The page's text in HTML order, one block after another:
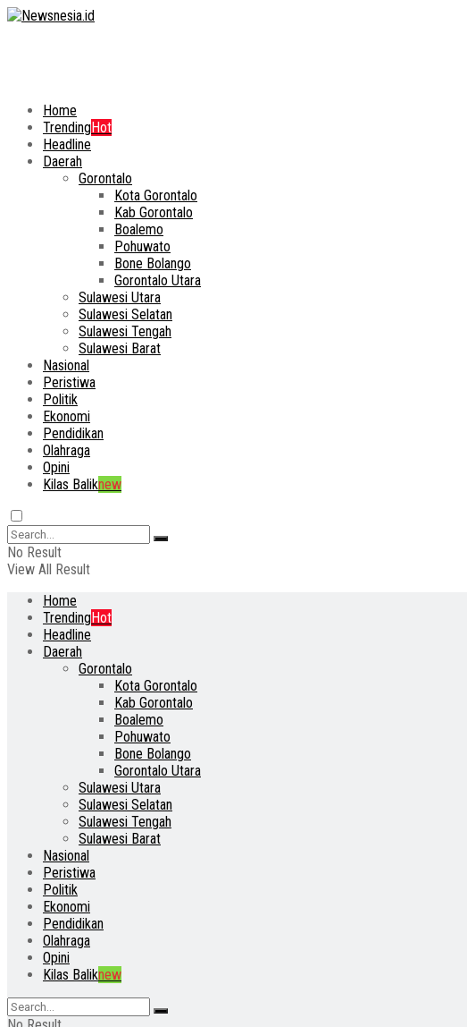
Home
TrendingHot
Headline
Daerah
Gorontalo
Kota Gorontalo
Kab Gorontalo
Boalemo
Pohuwato
Bone Bolango
Gorontalo Utara
Sulawesi Utara
Sulawesi Selatan
Sulawesi Tengah
Sulawesi Barat
Nasional
Peristiwa
Politik
Ekonomi
Pendidikan
Olahraga
Opini
Kilas Baliknew
No Result
View All Result
Home
TrendingHot
Headline
Daerah
Gorontalo
Kota Gorontalo
Kab Gorontalo
Boalemo
Pohuwato
Bone Bolango
Gorontalo Utara
Sulawesi Utara
Sulawesi Selatan
Sulawesi Tengah
Sulawesi Barat
Nasional
Peristiwa
Politik
Ekonomi
Pendidikan
Olahraga
Opini
Kilas Baliknew